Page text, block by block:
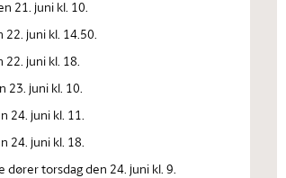
21. juni kl. 10.
juni kl. 14.50.
juni kl. 18.
23. juni kl. 10.
24. juni kl. 11.
24. juni kl. 18.
dører torsdag den 24. juni kl. 9.